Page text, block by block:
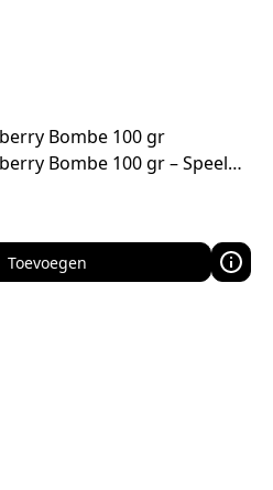
Bombe 100 gr
Bombe 100 gr – Speel…
Toevoegen